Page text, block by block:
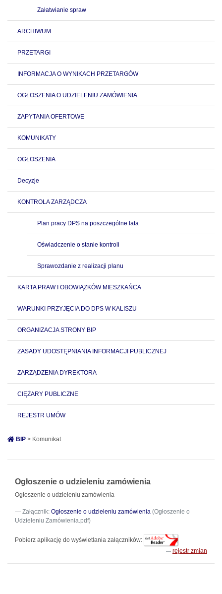
Załatwianie spraw
ARCHIWUM
PRZETARGI
INFORMACJA O WYNIKACH PRZETARGÓW
OGŁOSZENIA O UDZIELENIU ZAMÓWIENIA
ZAPYTANIA OFERTOWE
KOMUNIKATY
OGŁOSZENIA
Decyzje
KONTROLA ZARZĄDCZA
Plan pracy DPS na poszczególne lata
Oświadczenie o stanie kontroli
Sprawozdanie z realizacji planu
KARTA PRAW I OBOWIĄZKÓW MIESZKAŃCA
WARUNKI PRZYJĘCIA DO DPS W KALISZU
ORGANIZACJA STRONY BIP
ZASADY UDOSTĘPNIANIA INFORMACJI PUBLICZNEJ
ZARZĄDZENIA DYREKTORA
CIĘŻARY PUBLICZNE
REJESTR UMÓW
BIP > Komunikat
Ogłoszenie o udzieleniu zamówienia
Ogłoszenie o udzieleniu zamówienia
Załącznik: Ogłoszenie o udzieleniu zamówienia (Ogłoszenie o
Udzieleniu Zamówienia.pdf)
Pobierz aplikację do wyświetlania załączników:
rejestr zmian